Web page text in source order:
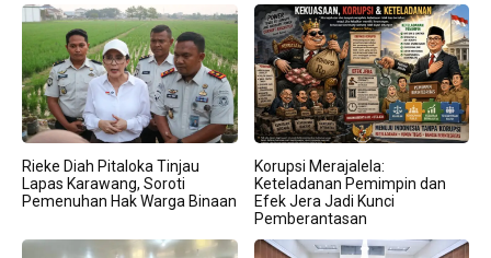
Rieke Diah Pitaloka Tinjau
Lapas Karawang, Soroti
Pemenuhan Hak Warga Binaan
Korupsi Merajalela:
Keteladanan Pemimpin dan
Efek Jera Jadi Kunci
Pemberantasan